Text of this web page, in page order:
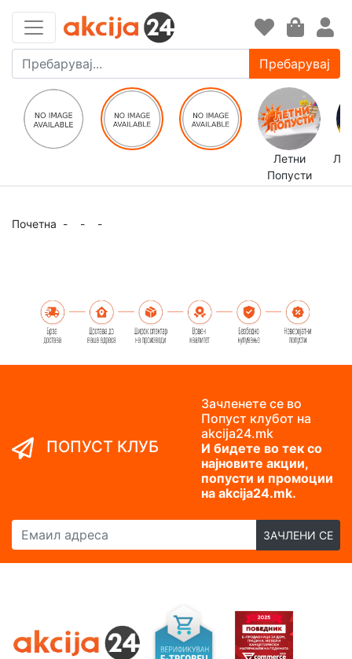
Пребарувај
Летни
Попусти
Почетна - - -
ПОПУСТ КЛУБ
Зачленете се во
Попуст клубот на
akcija24.mk
И бидете во тек со
најновите акции,
попусти и промоции
на akcija24.mk.
Емаил адреса
ЗАЧЛЕНИ СЕ